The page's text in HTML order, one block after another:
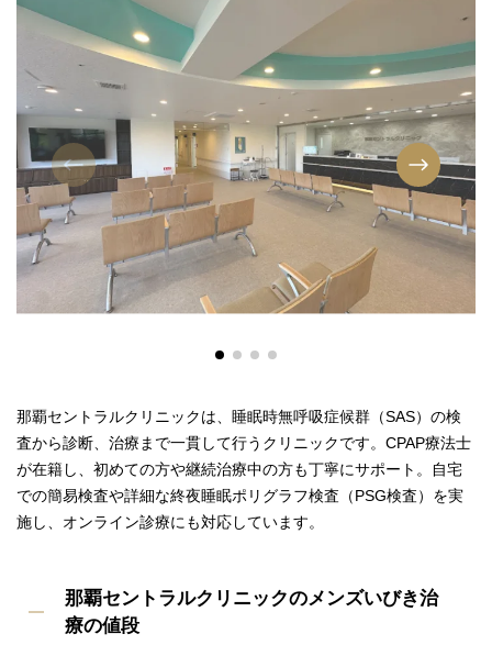
那覇セントラルクリニックは、睡眠時無呼吸症候群（SAS）の検
査から診断、治療まで一貫して行うクリニックです。CPAP療法士
が在籍し、初めての方や継続治療中の方も丁寧にサポート。自宅
での簡易検査や詳細な終夜睡眠ポリグラフ検査（PSG検査）を実
施し、オンライン診療にも対応しています。
那覇セントラルクリニックのメンズいびき治
療の値段